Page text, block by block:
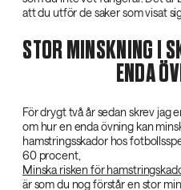
att du utför de saker som visat
STOR MINSKNING I
ENDA
För drygt två år sedan skrev jag
om hur en enda övning kan
hamstringsskador hos
60 procent,
Minska risken för
är som du nog förstår en stor